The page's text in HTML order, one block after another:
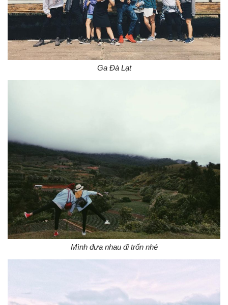
Ga Đà Lạt
Mình đưa nhau đi trốn nhé